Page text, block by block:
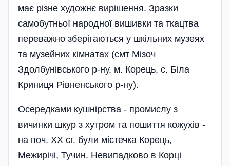
має різне художнє вирішення. Зразки
самобутньої народної вишивки та ткацтва
переважно зберігаються у шкільних музеях
та музейних кімнатах (смт Мізоч
Здолбунівського р-ну, м. Корець, с. Біла
Криниця Рівненського р-ну).
Осередками кушнірства - промислу з
вичинки шкур з хутром та пошиття кожухів -
на поч. XX сг. були містечка Корець,
Межирічі, Тучин. Невипадково в Корці